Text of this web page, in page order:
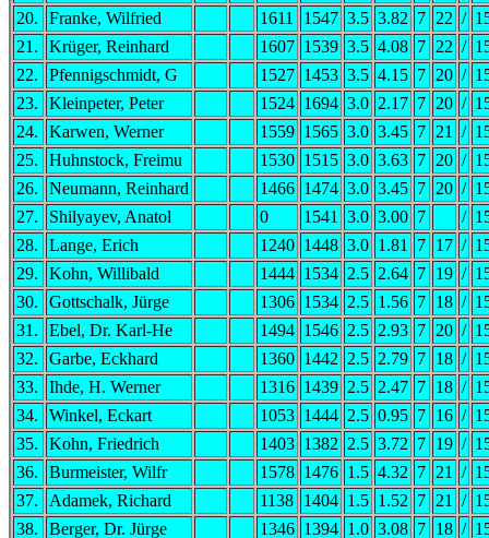
20.
Franke, Wilfried 1611 1547 3.5 3.82 7 22 /
21.
Krüger, Reinhard 1607 1539 3.5 4.08 7 22 /
22.
Pfennigschmidt, G 1527 1453 3.5 4.15 7 20 /
23.
Kleinpeter, Peter 1524 1694 3.0 2.17 7 20 /
24.
Karwen, Werner 1559 1565 3.0 3.45 7 21 /
25.
Huhnstock, Freimu 1530 1515 3.0 3.63 7 20 /
26.
Neumann, Reinhard 1466 1474 3.0 3.45 7 20 /
27.
Shilyayev, Anatol 0 1541 3.0 3.00 7 /
28.
Lange, Erich 1240 1448 3.0 1.81 7 17 /
29.
Kohn, Willibald 1444 1534 2.5 2.64 7 19 /
30.
Gottschalk, Jürge 1306 1534 2.5 1.56 7 18 /
31.
Ebel, Dr. Karl-He 1494 1546 2.5 2.93 7 20 /
32.
Garbe, Eckhard 1360 1442 2.5 2.79 7 18 /
33.
Ihde, H. Werner 1316 1439 2.5 2.47 7 18 /
34.
Winkel, Eckart 1053 1444 2.5 0.95 7 16 /
35.
Kohn, Friedrich 1403 1382 2.5 3.72 7 19 /
36.
Burmeister, Wilfr 1578 1476 1.5 4.32 7 21 /
37.
Adamek, Richard 1138 1404 1.5 1.52 7 21 /
38.
Berger, Dr. Jürge 1346 1394 1.0 3.08 7 18 /